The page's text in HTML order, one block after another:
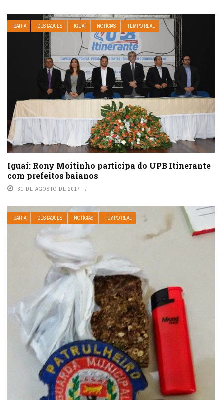
BAHIA DESTAQUES IGUAÍ NOTÍCIAS TEMPO REAL
Iguaí: Rony Moitinho participa do UPB Itinerante
com prefeitos baianos
31 DE AGOSTO DE 2017
BAHIA DESTAQUES NOTÍCIAS TEMPO REAL